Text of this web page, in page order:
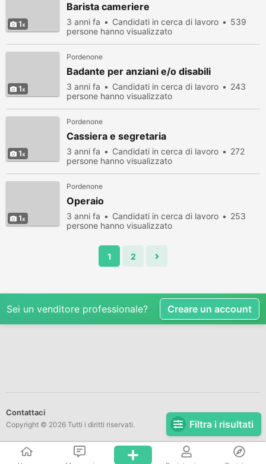
Filtra i risultati
1
Barista cameriere
3 anni fa Candidati in cerca di lavoro
539
persone hanno visualizzato
1
Pordenone
Badante per anziani e/o disabili
3 anni fa Candidati in cerca di lavoro
243
persone hanno visualizzato
1
Pordenone
Cassiera e segretaria
3 anni fa Candidati in cerca di lavoro
272
persone hanno visualizzato
1
Pordenone
Operaio
3 anni fa Candidati in cerca di lavoro
253
persone hanno visualizzato
1 2
Sei un venditore professionale? Creare un account
Contattaci
Copyright © 2026 Tutti i diritti riservati.